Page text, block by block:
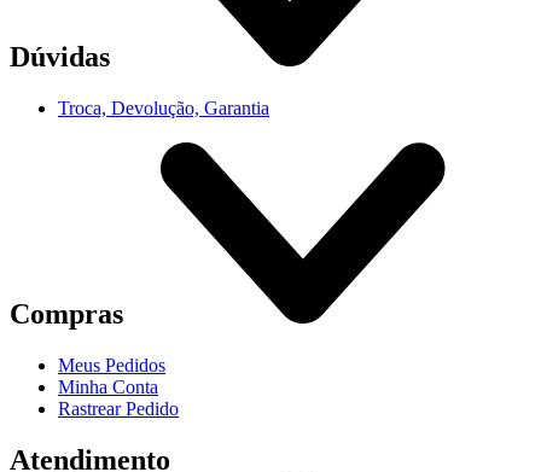
Dúvidas
Troca, Devolução, Garantia
Compras
Meus Pedidos
Minha Conta
Rastrear Pedido
Atendimento